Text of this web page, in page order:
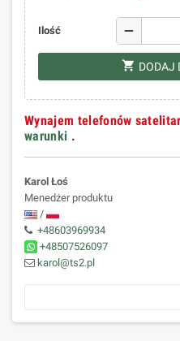
Ilość remove
shopping_cart DODAJ
Wynajem telefonów
warunki .
Karol Łoś
Menedżer produktu
/
+48603969934
+48507526097
karol@ts2.pl